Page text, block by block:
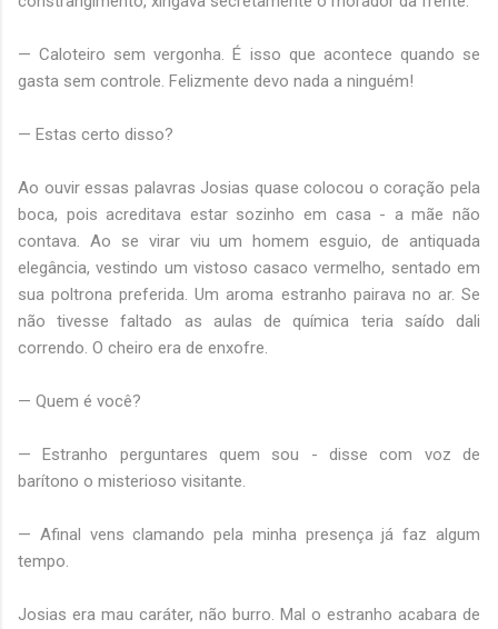
— Caloteiro sem vergonha. É isso que acontece quando se
gasta sem controle. Felizmente devo nada a ninguém!
— Estas certo disso?
Ao ouvir essas palavras Josias quase colocou o coração pela
boca, pois acreditava estar sozinho em casa - a mãe não
contava. Ao se virar viu um homem esguio, de antiquada
elegância, vestindo um vistoso casaco vermelho, sentado em
sua poltrona preferida. Um aroma estranho pairava no ar. Se
não tivesse faltado as aulas de química teria saído dali
correndo. O cheiro era de enxofre.
— Quem é você?
— Estranho perguntares quem sou - disse com voz de
barítono o misterioso visitante.
— Afinal vens clamando pela minha presença já faz algum
tempo.
Josias era mau caráter, não burro. Mal o estranho acabara de